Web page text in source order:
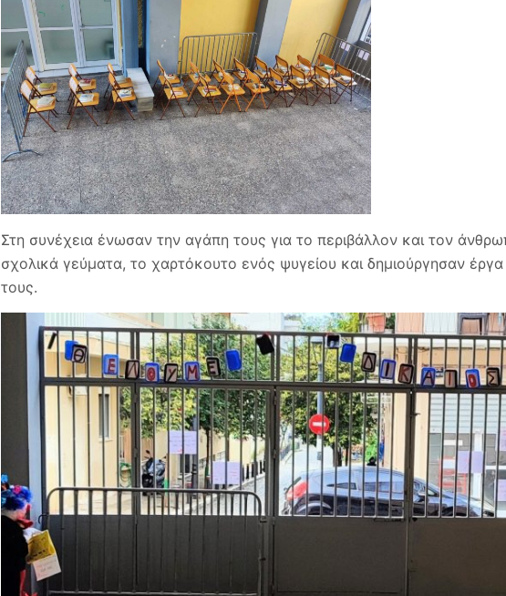
Στη συνέχεια ένωσαν την αγάπη τους για το περιβάλλον και τον
σχολικά γεύματα, το χαρτόκουτο ενός ψυγείου και δημιούργησαν
τους.